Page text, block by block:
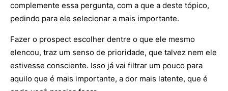
complemente essa pergunta, com a que a deste tópico,
pedindo para ele selecionar a mais importante.
Fazer o prospect escolher dentre o que ele mesmo
elencou, traz um senso de prioridade, que talvez nem ele
estivesse consciente. Isso já vai filtrar um pouco para
aquilo que é mais importante, a dor mais latente, que é